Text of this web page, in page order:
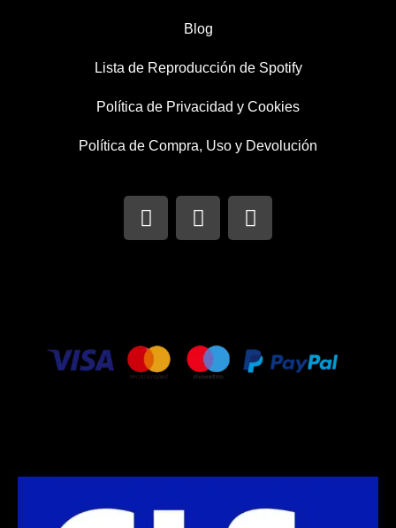
Blog
Lista de Reproducción de Spotify
Política de Privacidad y Cookies
Política de Compra, Uso y Devolución
I
n
s
r
a
m
T
w
i
r
F
a
c
k